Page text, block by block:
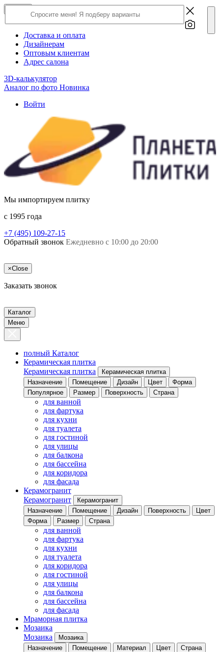
О компании
Доставка и оплата
Дизайнерам
Оптовым клиентам
Адрес салона
3D-калькулятор
Аналог по фото Новинка
Войти
Мы импортируем плитку
c 1995 года
+7 (495) 109-27-15
Обратный звонок Ежедневно с 10:00 до 20:00
×Close
Заказать звонок
Каталог
Меню
полный Каталог
Керамическая плитка
Керамическая плитка
Керамическая плитка
Назначение
Помещение Дизайн Цвет
Форма
Популярное
Размер Поверхность Страна
для ванной
для фартука
для кухни
для туалета
для гостиной
для улицы
для балкона
для бассейна
для коридора
для фасада
Керамогранит
Керамогранит
Керамогранит
Назначение
Помещение Дизайн Поверхность
Цвет
Форма
Размер Страна
для ванной
для фартука
для кухни
для туалета
для коридора
для гостиной
для улицы
для балкона
для бассейна
для фасада
Мраморная плитка
Мозаика
Мозаика
Мозаика
Назначение
Помещение Материал Цвет Страна